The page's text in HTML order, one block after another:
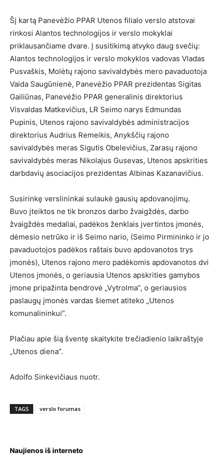
Šį kartą Panevėžio PPAR Utenos filialo verslo atstovai
rinkosi Alantos technologijos ir verslo mokyklai
priklausančiame dvare. Į susitikimą atvyko daug svečių:
Alantos technologijos ir verslo mokyklos vadovas Vladas
Pusvaškis, Molėtų rajono savivaldybės mero pavaduotoja
Vaida Saugūnienė, Panevėžio PPAR prezidentas Sigitas
Gailiūnas, Panevėžio PPAR generalinis direktorius
Visvaldas Matkevičius, LR Seimo narys Edmundas
Pupinis, Utenos rajono savivaldybės administracijos
direktorius Audrius Remeikis, Anykščių rajono
savivaldybės meras Sigutis Obelevičius, Zarasų rajono
savivaldybės meras Nikolajus Gusevas, Utenos apskrities
darbdavių asociacijos prezidentas Albinas Kazanavičius.
Susirinkę verslininkai sulaukė gausių apdovanojimų.
Buvo įteiktos ne tik bronzos darbo žvaigždės, darbo
žvaigždės medaliai, padėkos ženklais įvertintos įmonės,
dėmesio netrūko ir iš Seimo nario, (Seimo Pirmininko ir jo
pavaduotojos padėkos raštais buvo apdovanotos trys
įmonės), Utenos rajono mero padėkomis apdovanotos dvi
Utenos įmonės, o geriausia Utenos apskrities gamybos
įmone pripažinta bendrovė „Vytrolma”, o geriausios
paslaugų įmonės vardas šiemet atiteko „Utenos
komunalininkui”.
Plačiau apie šią šventę skaitykite trečiadienio laikraštyje
„Utenos diena”.
Adolfo Sinkevičiaus nuotr.
TAGS verslo forumas
Naujienos iš interneto